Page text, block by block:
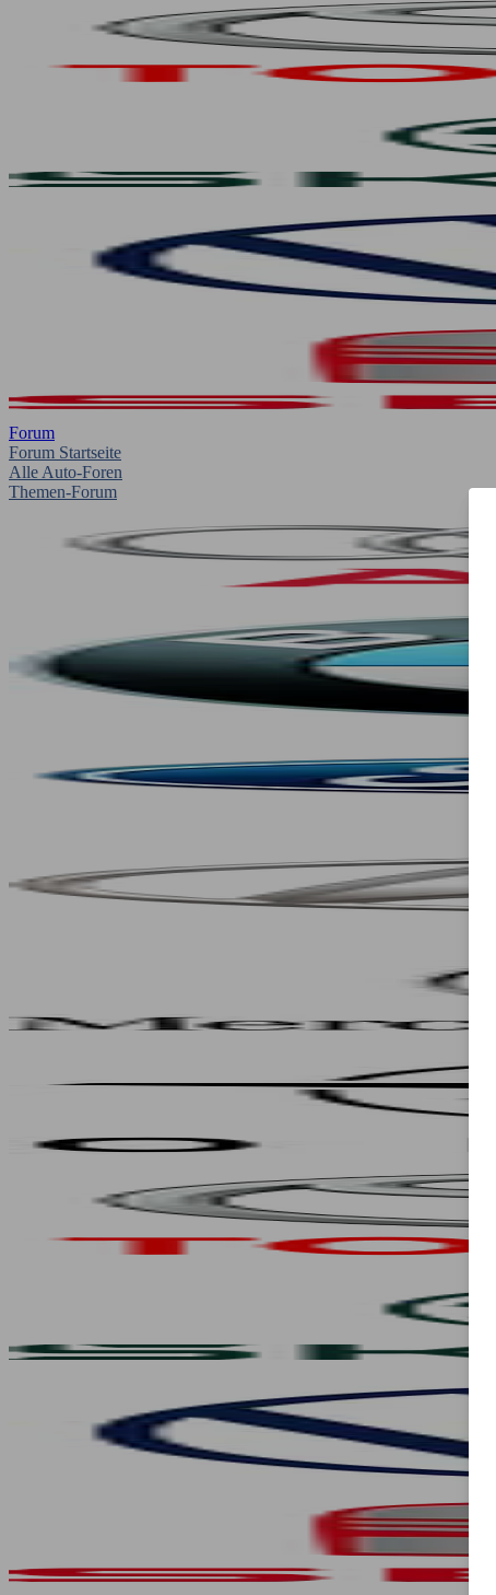
Forum
Forum Startseite
Alle Auto-Foren
Themen-Forum